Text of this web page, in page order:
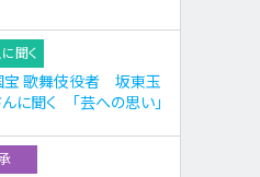
聞く
宝 歌舞伎役者 坂東玉
に聞く 「芸への思い」